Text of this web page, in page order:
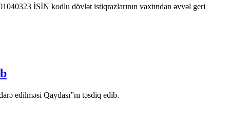
İSİN kodlu dövlət istiqrazlarının vaxtından əvvəl geri
edilməsi Qaydası”nı təsdiq edib.